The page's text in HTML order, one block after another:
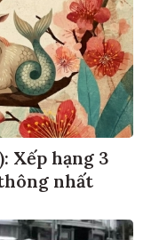
Xếp hạng 3
nhất